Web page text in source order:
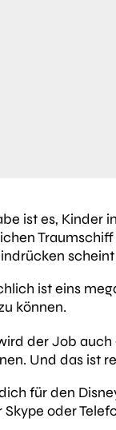
ist es, Kinder
ist eins
können.
der Job auch
Und das ist
für den
oder